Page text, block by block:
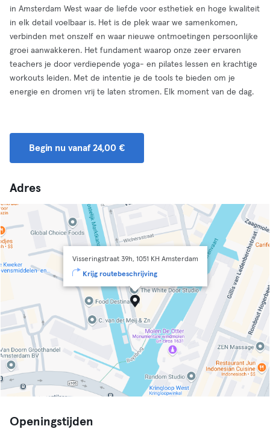
in Amsterdam West waar de liefde voor esthetiek en hoge kwaliteit
in elk detail voelbaar is. Het is de plek waar we samenkomen,
verbinden met onszelf en waar nieuwe ontmoetingen persoonlijke
groei aanwakkeren. Het fundament waarop onze zeer ervaren
teachers je door verdiepende yoga- en pilates lessen en krachtige
workouts leiden. Met de intentie je de tools te bieden om je
energie en dromen vrij te laten stromen. Elk moment van de dag.
Begin nu vanaf 24,00 €
Adres
Visseringstraat 39h, 1051 KH Amsterdam
Krijg routebeschrijving
Openingstijden